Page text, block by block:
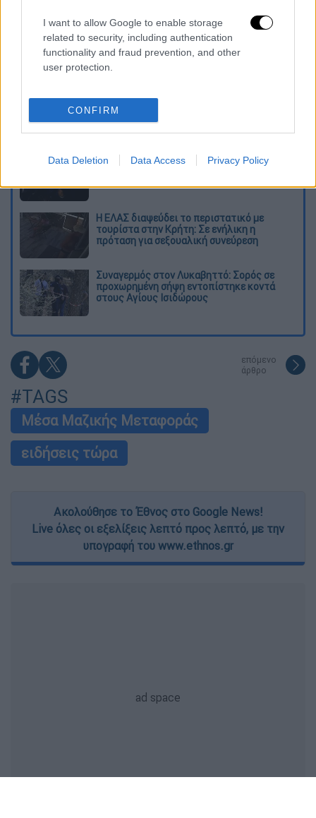
I want to allow Google to enable storage
related to security, including authentication
functionality and fraud prevention, and other
user protection.
CONFIRM
Data Deletion Data Access Privacy Policy
Καραϊσκάκη – Καρόλου – Μάρνη – 28ης
Οκτωβρίου (Πατησίων) – Λ. Αλεξάνδρας.
Διαβάστε ακόμη
Kadebostany στο ethnos.gr: «Κάποτε
πίστευα ότι το να είσαι outsider ήταν
αδυναμία, τώρα το βλέπω ως δύναμη»
«Χωρίς σκηνές και κουβέρτες σε ακραίες
Η ΕΛΑΣ διαψεύδει το περιστατικό με
τουρίστα στην Κρήτη: Σε ενήλικη η
πρόταση για σεξουαλική συνεύρεση
Συναγερμός στον Λυκαβηττό: Σορός σε
προχωρημένη σήψη εντοπίστηκε κοντά
στους Αγίους Ισιδώρους
επόμενο
άρθρο
#TAGS
Μέσα Μαζικής Μεταφοράς
ειδήσεις τώρα
Ακολούθησε το Έθνος στο Google News!
Live όλες οι εξελίξεις λεπτό προς λεπτό, με την
υπογραφή του www.ethnos.gr